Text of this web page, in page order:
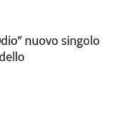
nuovo singolo